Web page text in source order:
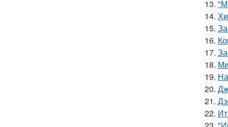
13.
14.
15.
16.
17.
18.
19.
20.
21.
22.